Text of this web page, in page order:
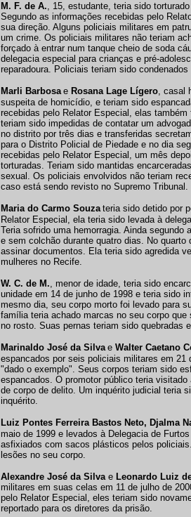
M. F. de A., 15, estudante, teria sido
Segundo as informações recebidas pelo
sua direção. Alguns policiais militares em
um crime. Os policiais militares não teriam
forçado à entrar num tanque cheio de soda
delegacia especial para crianças e pré-
reparadoura. Policiais teriam sido
Marli Barbosa e Rosana Lage Lígero, casal
suspeita de homicídio, e teriam sido
recebidas pelo Relator Especial, elas
teriam sido impedidas de contatar um
no distrito por três dias e transferidas
para o Distrito Policial de Piedade e no dia
recebidas pelo Relator Especial, um mês
torturadas. Teriam sido mantidas
sexual. Os policiais envolvidos não teriam
caso está sendo revisto no Supremo Tribunal.
Maria do Carmo Souza teria sido detido por
Relator Especial, ela teria sido levada à
Teria sofrido uma hemorragia. Ainda
e sem colchão durante quatro dias. No
assinar documentos. Ela teria sido agredida
mulheres no Recife.
W. C. de M., menor de idade, teria sido
unidade em 14 de junho de 1998 e teria sido
mesmo dia, seu corpo morto foi levado para
família teria achado marcas no seu corpo
no rosto. Suas pernas teriam sido quebradas
Marinaldo José da Silva e Walter Caetano
espancados por seis policiais militares em
"dado o exemplo". Seus corpos teriam sido
espancados. O promotor público teria
de corpo de delito. Um inquérito judicial teria
inquérito.
Luiz Pontes Ferreira Bastos Neto, Djalma
maio de 1999 e levados à Delegacia de
asfixiados com sacos plásticos pelos
lesões no seu corpo.
Alexandre José da Silva e Leonardo Luiz
militares em suas celas em 11 de julho de
pelo Relator Especial, eles teriam sido
reportado para os diretores da prisão.